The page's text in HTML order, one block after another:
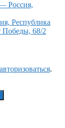
Россия,
Республика
Победы, 68/2
авторизоваться.